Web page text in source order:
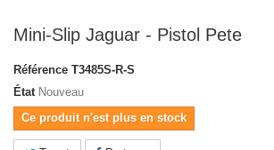
Mini-Slip Jaguar - Pistol Pete
Référence T3485S-R-S
État Nouveau
Ce produit n'est plus en stock